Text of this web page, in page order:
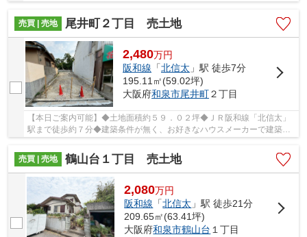
売買 | 売地
尾井町２丁目 売土地
2,480万円
阪和線 「北信太 」駅 徒歩7分
195.11㎡(59.02坪)
大阪府和泉市尾井町２丁目
【本日ご案内可能】◆土地面積約５９．０２坪◆ＪＲ阪和線「北信太」
駅まで徒歩約７分◆建築条件が無く、お好きなハウスメーカーで建築可
売買 | 売地
鶴山台１丁目 売土地
2,080万円
阪和線 「北信太 」駅 徒歩21分
209.65㎡(63.41坪)
大阪府和泉市鶴山台 １丁目